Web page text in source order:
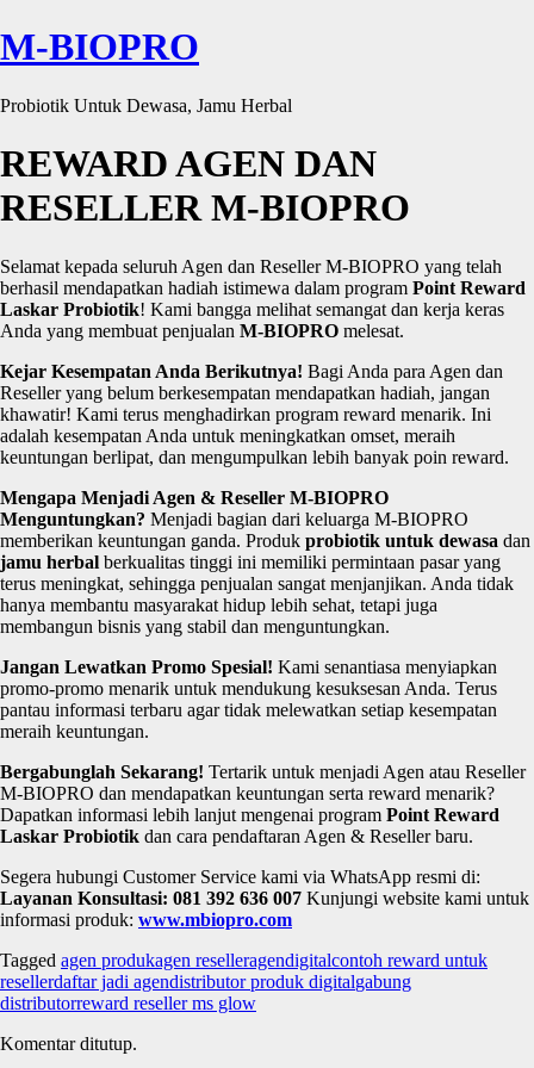
M-BIOPRO
Probiotik Untuk Dewasa, Jamu Herbal
REWARD AGEN DAN
RESELLER M-BIOPRO
Selamat kepada seluruh Agen dan Reseller M-BIOPRO yang telah
berhasil mendapatkan hadiah istimewa dalam program Point Reward
Laskar Probiotik! Kami bangga melihat semangat dan kerja keras
Anda yang membuat penjualan M-BIOPRO melesat.
Kejar Kesempatan Anda Berikutnya! Bagi Anda para Agen dan
Reseller yang belum berkesempatan mendapatkan hadiah, jangan
khawatir! Kami terus menghadirkan program reward menarik. Ini
adalah kesempatan Anda untuk meningkatkan omset, meraih
keuntungan berlipat, dan mengumpulkan lebih banyak poin reward.
Mengapa Menjadi Agen & Reseller M-BIOPRO
Menguntungkan? Menjadi bagian dari keluarga M-BIOPRO
memberikan keuntungan ganda. Produk probiotik untuk dewasa dan
jamu herbal berkualitas tinggi ini memiliki permintaan pasar yang
terus meningkat, sehingga penjualan sangat menjanjikan. Anda tidak
hanya membantu masyarakat hidup lebih sehat, tetapi juga
membangun bisnis yang stabil dan menguntungkan.
Jangan Lewatkan Promo Spesial! Kami senantiasa menyiapkan
promo-promo menarik untuk mendukung kesuksesan Anda. Terus
pantau informasi terbaru agar tidak melewatkan setiap kesempatan
meraih keuntungan.
Bergabunglah Sekarang! Tertarik untuk menjadi Agen atau Reseller
M-BIOPRO dan mendapatkan keuntungan serta reward menarik?
Dapatkan informasi lebih lanjut mengenai program Point Reward
Laskar Probiotik dan cara pendaftaran Agen & Reseller baru.
Segera hubungi Customer Service kami via WhatsApp resmi di:
Layanan Konsultasi: 081 392 636 007 Kunjungi website kami untuk
informasi produk: www.mbiopro.com
Tagged agen produkagen reselleragendigitalcontoh reward untuk
resellerdaftar jadi agendistributor produk digitalgabung
distributorreward reseller ms glow
Komentar ditutup.